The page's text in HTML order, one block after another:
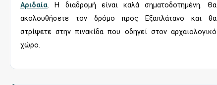
Αριδαία. Η διαδρομή είναι καλά σηματοδοτημένη. Θα
ακολουθήσετε τον δρόμο προς Εξαπλάτανο και θα
στρίψετε στην πινακίδα που οδηγεί στον αρχαιολογικό
χώρο.